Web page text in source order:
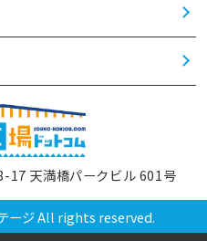
17 天満橋パークビル 601号
ージ All rights reserved.